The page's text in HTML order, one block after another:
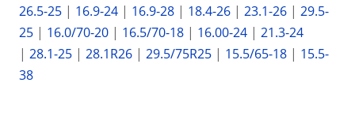
26.5-25 | 16.9-24 | 16.9-28 | 18.4-26 | 23.1-26 | 29.5-
25 | 16.0/70-20 | 16.5/70-18 | 16.00-24 | 21.3-24
| 28.1-25 | 28.1R26 | 29.5/75R25 | 15.5/65-18 | 15.5-
38